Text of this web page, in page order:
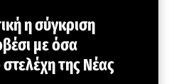
η σύγκριση
με όσα
της Νέας